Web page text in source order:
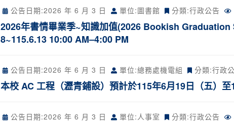
公告日期:2026 年 6 月 3 日 單位:圖書館 分類:行政公告
2026年書情畢業季~知識加值(2026 Bookish
8~115.6.13 10:00 AM–4:00 PM
公告日期:2026 年 6 月 3 日 單位:總務處機電組 分類:行政
本校 AC 工程（瀝青鋪設）預計於115年6月19日（五）
公告日期:2026 年 6 月 3 日 單位:人事室 分類:行政公告